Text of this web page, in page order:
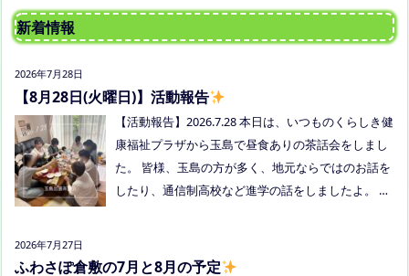
新着情報
2026年7月28日
【8月28日(火曜日)】活動報告
【活動報告】2026.7.28 本日は、いつものくらしき健
康福祉プラザから玉島で昼食ありの茶話会をしまし
た。 皆様、玉島の方が多く、地元ならではのお話を
したり、通信制高校など進学の話をしましたよ。 通
ていただく予定にしていますので、ご興味のある方
2026年7月27日
ふわさぽ倉敷の7月と8月の予定